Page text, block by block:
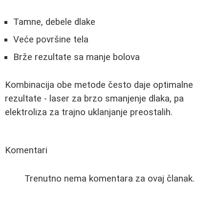
Tamne, debele dlake
Veće površine tela
Brže rezultate sa manje bolova
Kombinacija obe metode često daje optimalne
rezultate - laser za brzo smanjenje dlaka, pa
elektroliza za trajno uklanjanje preostalih.
Komentari
Trenutno nema komentara za ovaj članak.